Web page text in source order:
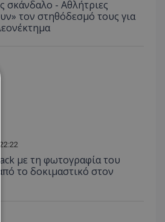
σκάνδαλο - Aθλήτριες
τον στηθόδεσμό τους για
με τη φωτογραφία του
το δοκιμαστικό στον